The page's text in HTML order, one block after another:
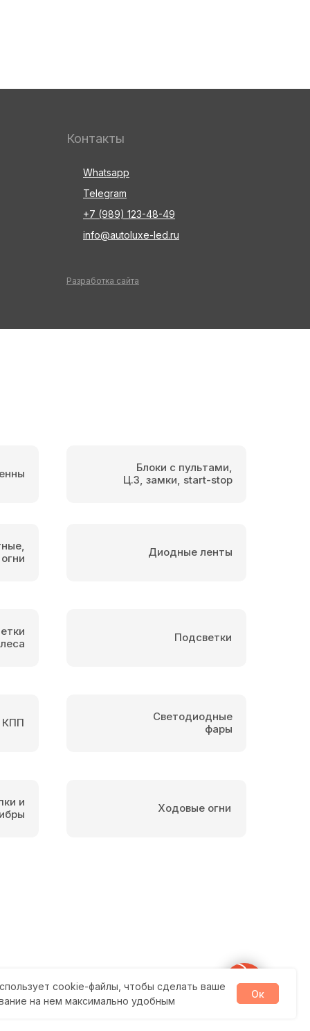
Разработка сайта
info@autoluxe-led.ru
Контакты
+7 (989) 123-48-49
Telegram
Whatsapp
cookie-файлы, чтобы сделать ваше
на нем максимально удобным
Ок
Подсветки
Светодиодные
фары
Ходовые огни
Блоки с пультами,
Ц.З, замки, start-stop
Диодные ленты
КПП
и